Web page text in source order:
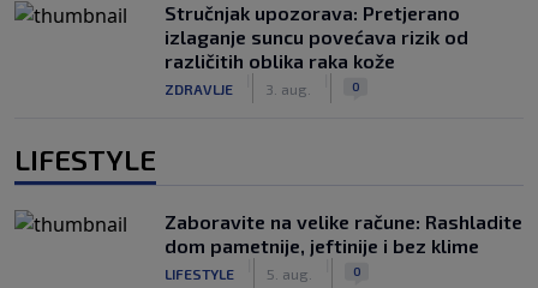
Stručnjak upozorava: Pretjerano
izlaganje suncu povećava rizik od
različitih oblika raka kože
ZDRAVLJE 3. aug. 0
LIFESTYLE
Zaboravite na velike račune: Rashladite
dom pametnije, jeftinije i bez klime
LIFESTYLE 5. aug. 0